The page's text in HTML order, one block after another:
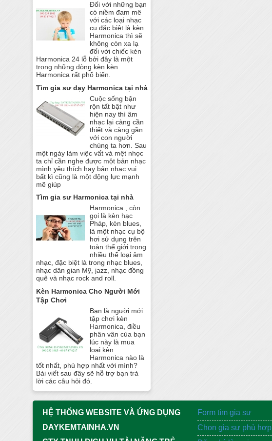
Đối với những bạn
có niềm đam mê
với các loại nhạc
cụ đặc biệt là kèn
Harmonica thì sẽ
không còn xa lạ
đối với chiếc kèn
Harmonica 24 lỗ bởi đây là một
trong những dòng kèn kèn
Harmonica rất phổ biến.
Tìm gia sư dạy Harmonica tại nhà
Cuộc sống bận
rộn tất bật như
hiện nay thì âm
nhạc lại càng cần
thiết và càng gần
với con người
chúng ta hơn. Sau
một ngày làm việc vất vả mệt nhọc
ta chỉ cần nghe được một bản nhạc
mình yêu thích hay bản nhạc vui
bất kì cũng là một động lực mạnh
mẽ giúp
Tìm gia sư Harmonica tại nhà
Harmonica , còn
gọi là kèn hạc
Pháp, kèn blues,
là một nhạc cụ bộ
hơi sử dụng trên
toàn thế giới trong
nhiều thể loại âm
nhạc, đặc biệt là trong nhạc blues,
nhạc dân gian Mỹ, jazz, nhạc đồng
quê và nhạc rock and roll.
Kèn Harmonica Cho Người Mới
Tập Chơi
Bạn là người mới
tập chơi kèn
Harmonica, điều
phân vân của bạn
lúc này là mua
loại kèn
Harmonica nào là
tốt nhất, phù hợp nhất với mình?
Bài viết sau đây sẽ hỗ trợ bạn trả
lời các câu hỏi đó.
HỆ THỐNG WEBSITE VÀ ỨNG DỤNG
DAYKEMTAINHA.VN
Form tìm gia sư
Chọn gia sư phù hợp